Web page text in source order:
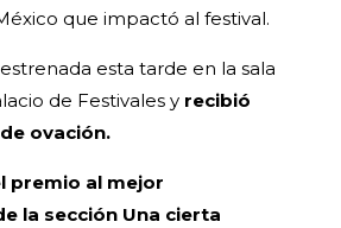
que impactó al festival.
esta tarde en la sala
de Festivales y recibió
ovación.
premio al mejor
la sección Una cierta